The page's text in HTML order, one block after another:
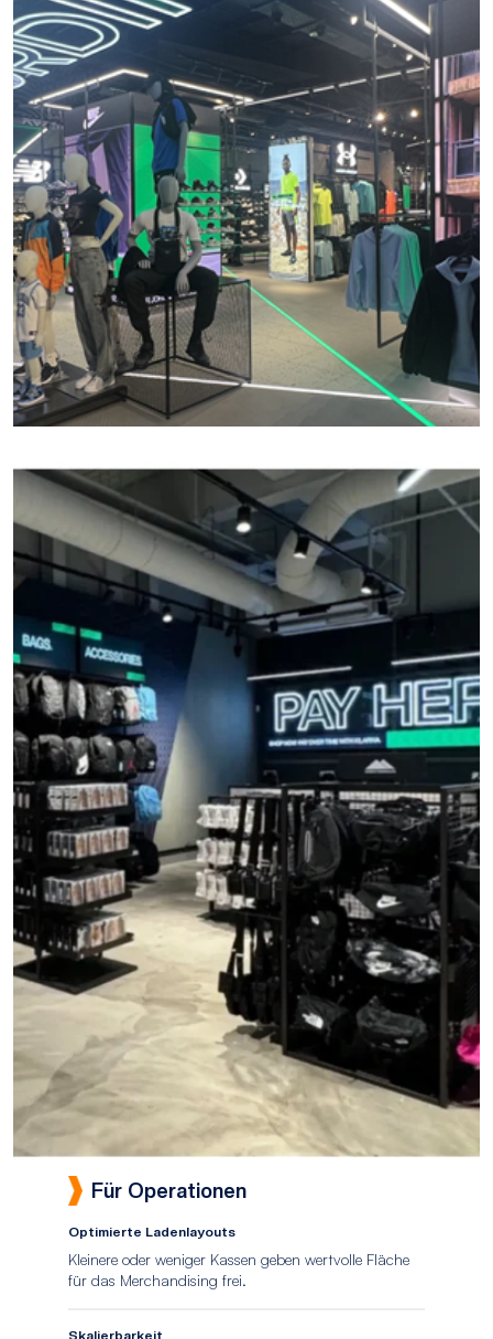
Für Operationen
Optimierte Ladenlayouts
Kleinere oder weniger Kassen geben wertvolle Fläche
für das Merchandising frei.
Skalierbarkeit